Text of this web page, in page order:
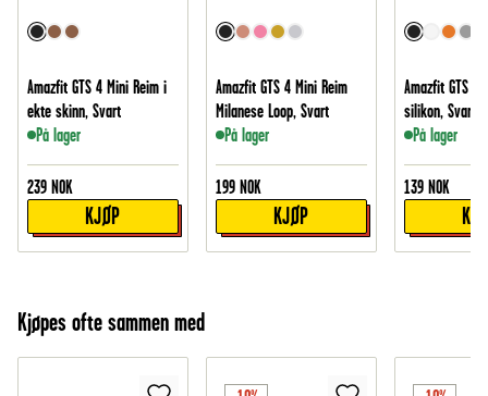
Amazfit GTS 4 Mini Reim i
ekte skinn, Svart
På lager
239 NOK
KJØP
Amazfit GTS 4 Mini Reim
Milanese Loop, Svart
På lager
199 NOK
KJØP
Amazfit GTS 4
silikon, Svart
På lager
139 NOK
Kjøpes ofte sammen med